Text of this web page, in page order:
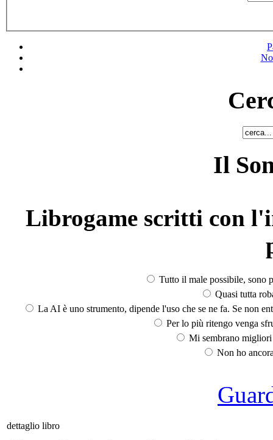
Il
Librogame scritti con
Tutto il male possibile, sono
Quasi tutta
La AI è uno strumento, dipende l'uso che se ne fa. Se non
Per lo più ritengo venga
Mi sembrano
Non ho
dettaglio libro